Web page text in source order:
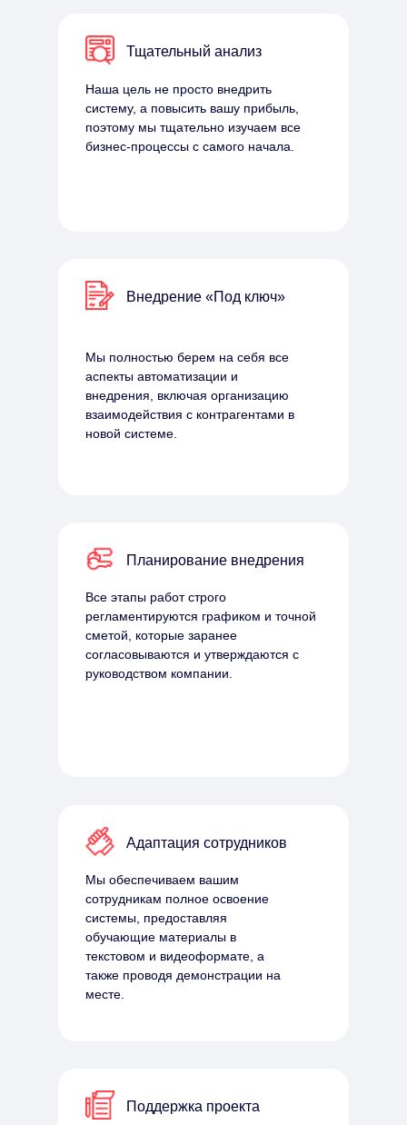
Тщательный анализ
Наша цель не просто внедрить
систему, а повысить вашу прибыль,
поэтому мы тщательно изучаем все
бизнес-процессы с самого начала.
Внедрение «Под ключ»
Мы полностью берем на себя все
аспекты автоматизации и
внедрения, включая организацию
взаимодействия с контрагентами в
новой системе.
Поддержка проекта
Планирование внедрения
Все этапы работ строго
регламентируются графиком и точной
сметой, которые заранее
согласовываются и утверждаются с
руководством компании.
Адаптация сотрудников
Мы обеспечиваем вашим
сотрудникам полное освоение
системы, предоставляя
обучающие материалы в
текстовом и видеоформате, а
также проводя демонстрации на
месте.